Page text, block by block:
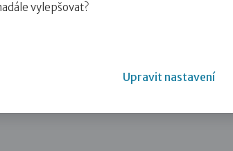
vylepšovat?
Upravit nastavení